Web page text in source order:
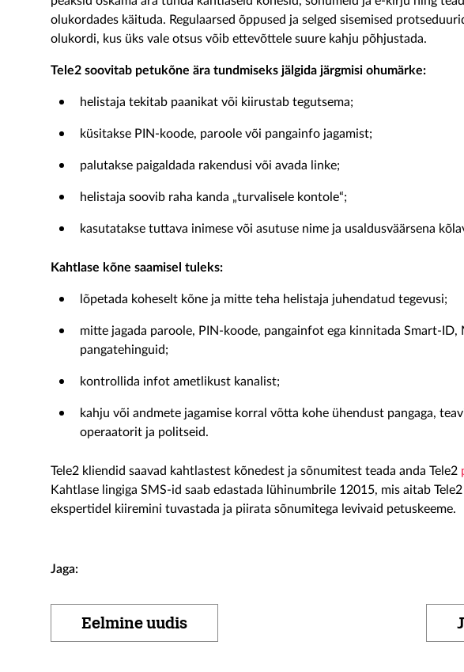
olukordades käituda. Regulaarsed õppused ja selged sisemised
olukordi, kus üks vale otsus võib ettevõttele suure kahju põhjustada.
Tele2 soovitab petukõne ära tundmiseks jälgida järgmisi ohumärke:
helistaja tekitab paanikat või kiirustab tegutsema;
küsitakse PIN-koode, paroole või pangainfo jagamist;
palutakse paigaldada rakendusi või avada linke;
helistaja soovib raha kanda „turvalisele kontole“;
kasutatakse tuttava inimese või asutuse nime ja usaldusväärsena
Kahtlase kõne saamisel tuleks:
lõpetada koheselt kõne ja mitte teha helistaja juhendatud tegevusi;
mitte jagada paroole, PIN-koode, pangainfot ega kinnitada Smart-
pangatehinguid;
kontrollida infot ametlikust kanalist;
kahju või andmete jagamise korral võtta kohe ühendust pangaga,
operaatorit ja politseid.
Tele2 kliendid saavad kahtlastest kõnedest ja sõnumitest teada anda Tele2
Kahtlase lingiga SMS-id saab edastada lühinumbrile 12015, mis aitab
ekspertidel kiiremini tuvastada ja piirata sõnumitega levivaid petuskeeme.
Jaga:
Eelmine uudis